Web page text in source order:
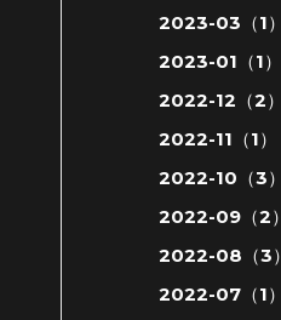
2023-03（1）
2023-01（1）
2022-12（2）
2022-11（1）
2022-10（3）
2022-09（2）
2022-08（3）
2022-07（1）